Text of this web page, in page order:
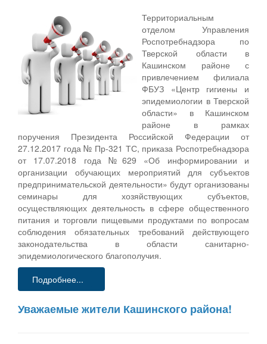
Территориальным
отделом Управления
Роспотребнадзора по
Тверской области в
Кашинском районе с
привлечением филиала
ФБУЗ «Центр гигиены и
эпидемиологии в Тверской
области» в Кашинском
районе в рамках
поручения Президента Российской Федерации от
27.12.2017 года № Пр-321 ТС, приказа Роспотребнадзора
от 17.07.2018 года №629 «Об информировании и
организации обучающих мероприятий для субъектов
предпринимательской деятельности» будут организованы
семинары для хозяйствующих субъектов,
осуществляющих деятельность в сфере общественного
питания и торговли пищевыми продуктами по вопросам
соблюдения обязательных требований действующего
законодательства в области санитарно-
эпидемиологического благополучия.
Подробнее...
Уважаемые жители Кашинского района!